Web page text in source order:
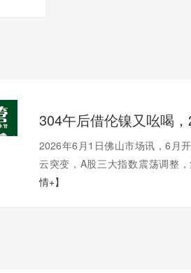
2026年6月1日佛山市场讯，6月
云突变，A股三大指数震荡调整
情+】